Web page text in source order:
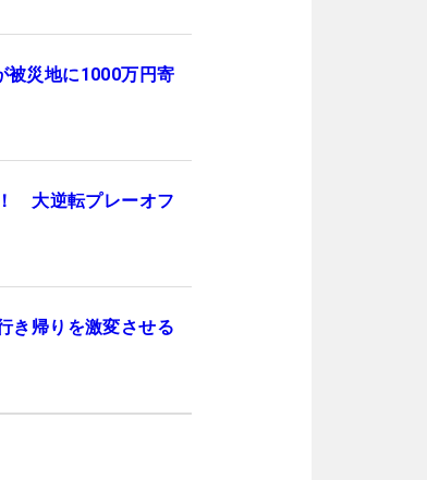
災地に1000万円寄
大逆転プレーオフ
き帰りを激変させる